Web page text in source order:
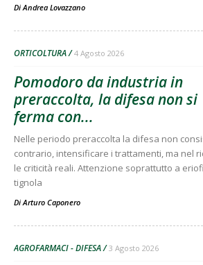
Di Andrea Lovazzano
ORTICOLTURA 4 Agosto 2026
Pomodoro da industria in
preraccolta, la difesa non si
ferma con...
Nelle periodo preraccolta la difesa non
contrario, intensificare i trattamenti, ma nel
le criticità reali. Attenzione soprattutto a
tignola
Di Arturo Caponero
AGROFARMACI - DIFESA 3 Agosto 2026